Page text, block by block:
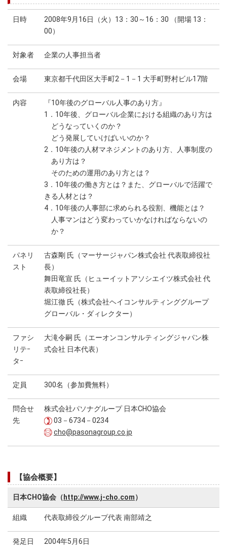
日時
2008年9月16日（火）13：30～16：30 （開場 13：
00）
対象者 企業の人事担当者
会場 東京都千代田区大手町2－1－1 大手町野村ビル17階
内容
『10年後のグローバル人事のあり方』
1．10年後、グローバル企業における組織のあり方は
どうなっていくのか？
どう発展していけばいいのか？
2．10年後の人材マネジメントのあり方、人事制度の
あり方は？
そのための運用のあり方とは？
3．10年後の働き方とは？また、グローバルで活躍で
きる人材とは？
4．10年後の人事部に求められる役割、機能とは？
人事マンはどう変わっていかなければならないの
か？
パネリ
スト
古森剛 氏（マーサージャパン株式会社 代表取締役社
長）
舞田竜宣 氏（ヒューイットアソシエイツ株式会社 代
表取締役社長）
堀江徹 氏（株式会社ヘイコンサルティンググループ
グローバル・ダィレクター）
ファシ
リテｰ
タｰ
大滝令嗣 氏（エーオンコンサルティングジャパン株
式会社 日本代表）
定員 300名（参加費無料）
問合せ
先
株式会社パソナグループ 日本CHO協会
03－6734－0234
cho@pasonagroup.co.jp
【協会概要】
日本CHO協会（ http://www.j-cho.com）
組織 代表取締役グループ代表 南部靖之
発足日 2004年5月6日